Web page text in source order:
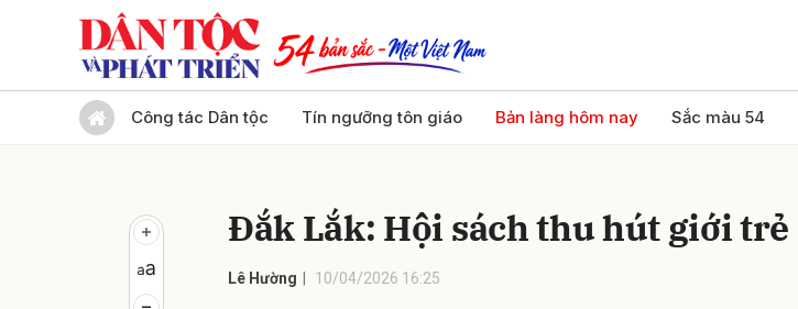
Công tác Dân tộc Tín ngưỡng tôn giáo Bản làng hôm nay Sắc màu 54
Đắk Lắk: Hội sách thu hút giới trẻ
Lê Hường 10/04/2026 16:25
Gửi bình luận